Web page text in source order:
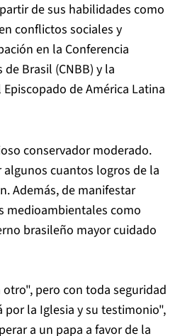
de sus habilidades como
conflictos sociales y
en la Conferencia
Brasil (CNBB) y la
de América Latina
conservador moderado.
cuantos logros de la
Además, de manifestar
medioambientales como
brasileño mayor cuidado
pero con toda seguridad
por la Iglesia y su testimonio",
a un papa a favor de la